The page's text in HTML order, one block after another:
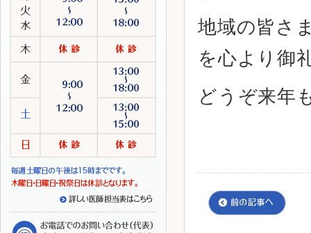
地域の皆さ
を心より御
どうぞ来年